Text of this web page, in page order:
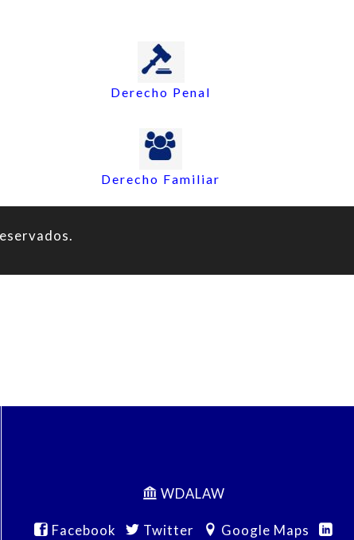
Derecho Penal
Derecho Familiar
WDALAW
Facebook Twitter Google Maps